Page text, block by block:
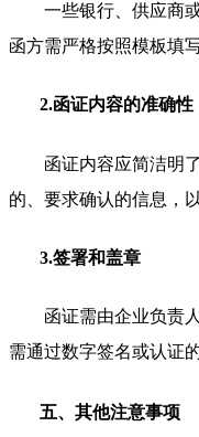
一些银行、供应商
函方需严格按照模板填
2.函证内容的准确性
函证内容应简洁明
的、要求确认的信息，
3.签署和盖章
函证需由企业负责
需通过数字签名或认证
五、其他注意事项